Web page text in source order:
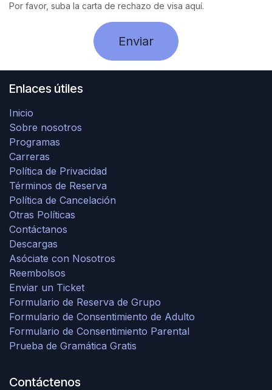
Por favor, suba la carta de rechazo de visa aquí.
Enviar
Enlaces útiles
Inicio
Sobre nosotros
Programas
Carreras
Política de Privacidad
Términos de Reserva
Política de Cancelación
Otras Políticas
Contáctanos
Descargas
Asóciate con Nosotros
Reembolsos
Enviar un Ticket
Formulario de Reserva de Grupo
Formulario de Consentimiento de Adulto
Formulario de Consentimiento Parental
Prueba de Gramática Gratis
Contáctenos